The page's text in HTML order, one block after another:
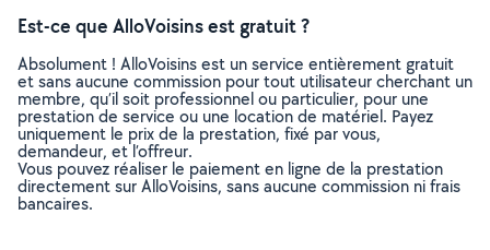
Est-ce que AlloVoisins est gratuit ?
Absolument ! AlloVoisins est un service entièrement gratuit
et sans aucune commission pour tout utilisateur cherchant un
membre, qu’il soit professionnel ou particulier, pour une
prestation de service ou une location de matériel. Payez
uniquement le prix de la prestation, fixé par vous,
demandeur, et l’offreur.
Vous pouvez réaliser le paiement en ligne de la prestation
directement sur AlloVoisins, sans aucune commission ni frais
bancaires.